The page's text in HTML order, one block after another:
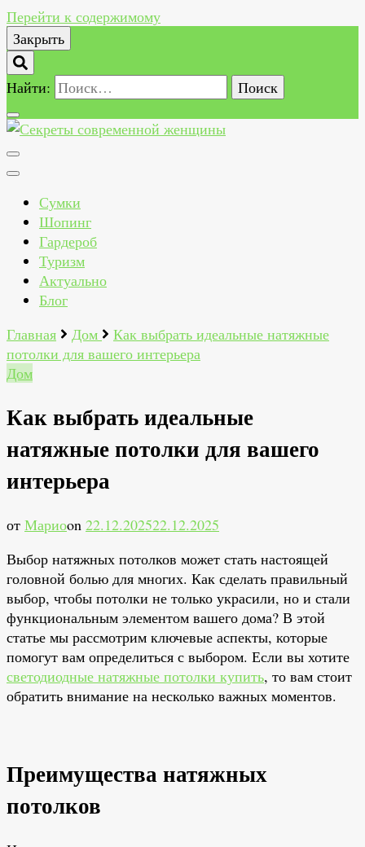
Перейти к содержимому
Закрыть
Найти:
Секреты современной женщины
Как всегда быть стильной, красивой, здоровой и
счастливой женщиной
Сумки
Шопинг
Гардероб
Туризм
Актуально
Блог
Главная
Дом
Как выбрать идеальные натяжные
потолки для вашего интерьера
Дом
Как выбрать идеальные
натяжные потолки для вашего
интерьера
от Мариоon 22.12.202522.12.2025
Выбор натяжных потолков может стать настоящей
головной болью для многих. Как сделать правильный
выбор, чтобы потолки не только украсили, но и стали
функциональным элементом вашего дома? В этой
статье мы рассмотрим ключевые аспекты, которые
помогут вам определиться с выбором. Если вы хотите
светодиодные натяжные потолки купить, то вам стоит
обратить внимание на несколько важных моментов.
Преимущества натяжных
потолков